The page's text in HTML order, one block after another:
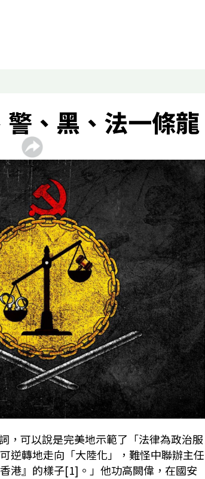
警、黑、法一條龍
，可以說是完美地示範了「法律為政治服
逆轉地走向「大陸化」，難怪中聯辦主任
港』的樣子[1]。」他功高闕偉，在國安